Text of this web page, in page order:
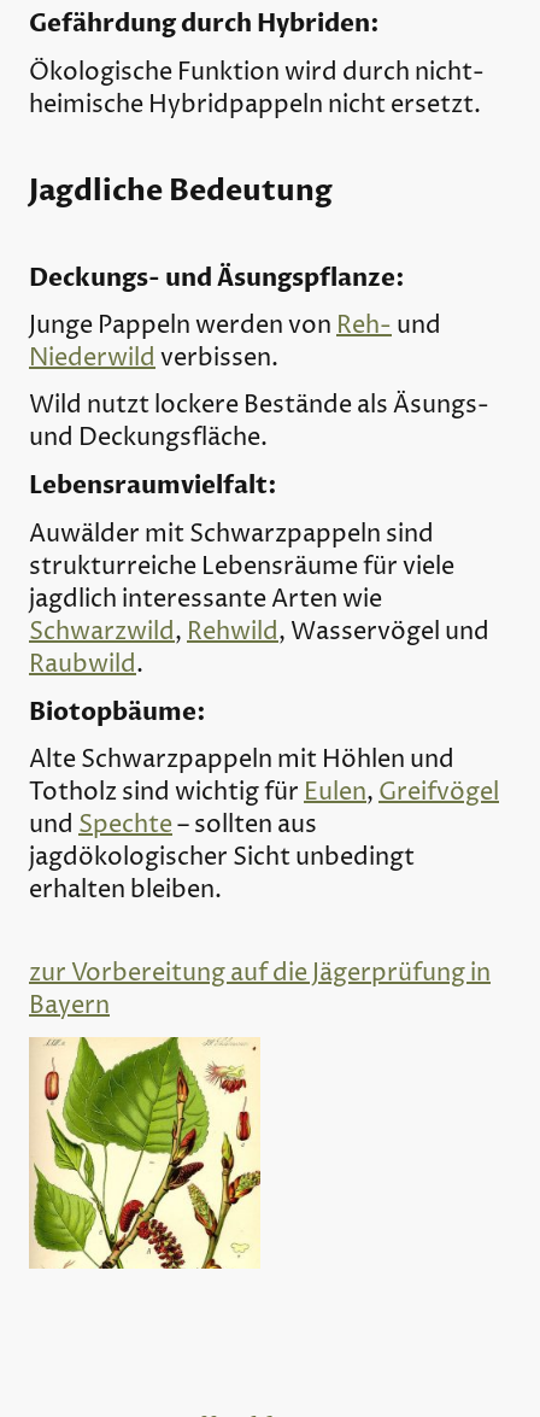
Gefährdung durch Hybriden:
Ökologische Funktion wird durch nicht-
heimische Hybridpappeln nicht ersetzt.
Jagdliche Bedeutung
Deckungs- und Äsungspflanze:
Junge Pappeln werden vonReh-und
Niederwildverbissen.
Wild nutzt lockere Bestände als Äsungs-
und Deckungsfläche.
Lebensraumvielfalt:
Auwälder mit Schwarzpappeln sind
strukturreiche Lebensräume für viele
jagdlich interessante Arten wie
Schwarzwild,Rehwild, Wasservögel und
Raubwild.
Biotopbäume:
Alte Schwarzpappeln mit Höhlen und
Totholz sind wichtig fürEulen,Greifvögel
und Spechte– sollten aus
jagdökologischer Sicht unbedingt
erhalten bleiben.
zur Vorbereitung auf die Jägerprüfung in
Bayern